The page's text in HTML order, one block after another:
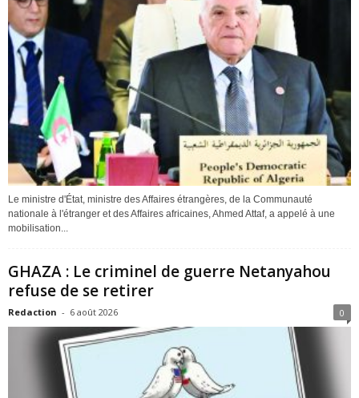
Le ministre d'État, ministre des Affaires étrangères, de la Communauté
nationale à l'étranger et des Affaires africaines, Ahmed Attaf, a appelé à une
mobilisation...
GHAZA : Le criminel de guerre Netanyahou
refuse de se retirer
Redaction - 6 août 2026 0